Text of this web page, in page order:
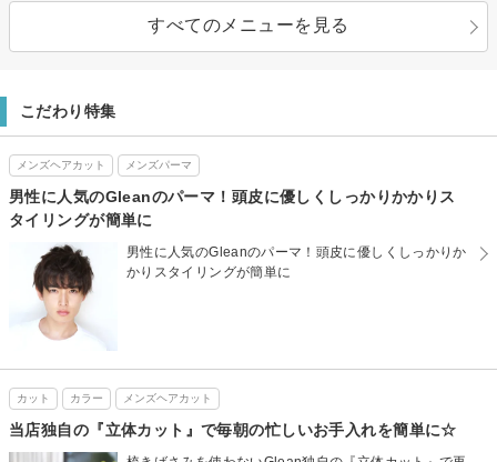
すべてのメニューを見る
こだわり特集
メンズヘアカット メンズパーマ
男性に人気のGleanのパーマ！頭皮に優しくしっかりかかりス
タイリングが簡単に
男性に人気のGleanのパーマ！頭皮に優しくしっかりか
かりスタイリングが簡単に
カット カラー メンズヘアカット
当店独自の『立体カット』で毎朝の忙しいお手入れを簡単に☆